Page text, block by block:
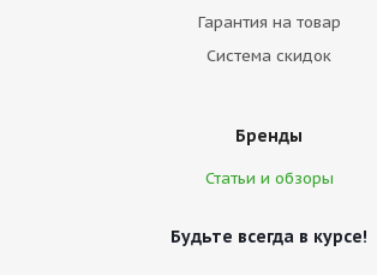
Гарантия на товар
Система скидок
Бренды
Статьи и обзоры
Будьте всегда в курсе!